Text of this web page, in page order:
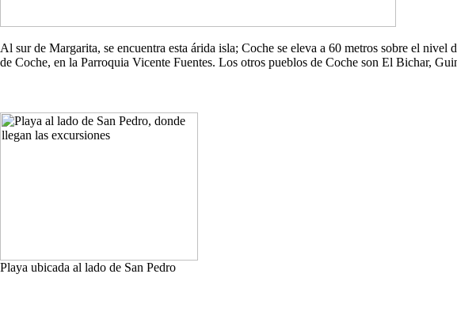
Al sur de Margarita, se encuentra esta árida isla; Coche se eleva a 60 metros sobre el
de Coche, en la Parroquia Vicente Fuentes. Los otros pueblos de Coche son El Bichar,
Playa ubicada al lado de San Pedro